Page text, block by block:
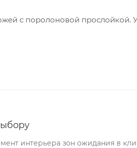
с поролоновой прослойкой.
интерьера зон ожидания в